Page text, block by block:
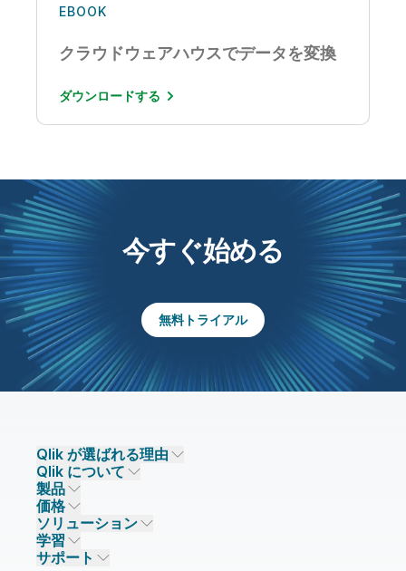
EBOOK
クラウドウェアハウスでデータを変換
ダウンロードする
今すぐ始める
無料トライアル
Qlik が選ばれる理由
Qlik が選ばれる理由
信頼とセキュリティ
信頼とプライバシー
信頼と AI
主なテクノロジーパートナー
データソースとターゲット
Qlik について
企業情報
採用情報
ニュースルーム
事業所 / 連絡先
製品
データ統合とデータ品質
Qlik Talend
Qlik Talend Cloud
Talend Data Fabric
価格
データ統合
データ分析
AI / 機械学習
ソリューション
ソリューションパートナー
パートナー検索
学習
イベント
サポート